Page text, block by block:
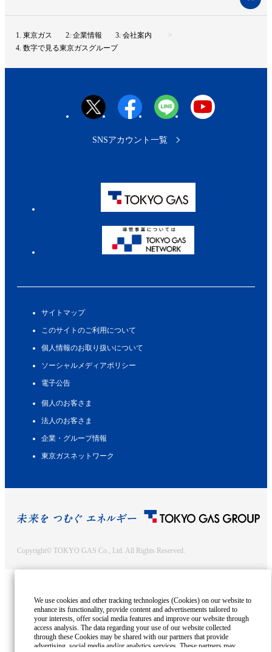
ー
ジ
へ
東京ガス 企業情報
会社案内
数字で見る東京ガスグループ
サイトマップ
このサイトのご利用について
個人情報のお取り扱いについて
ソーシャルメディアポリシー
電子公告
個人のお客さま
法人のお客さま
企業・グループ情報
東京ガスネットワーク
SNSアカウント一覧
Copyright© TOKYO GAS Co., Ltd. All Rights Reserved.
We use cookies and other tracking technologies (Cookies) on our website to
enhance its functionality, provide content and advertisements tailored to
your interests, offer social media features and improve our website through
access analysis. The data regarding your use of our website collected
through these Cookies may be shared with our partners that provide
advertising, social media and/or analytics services. These partners may